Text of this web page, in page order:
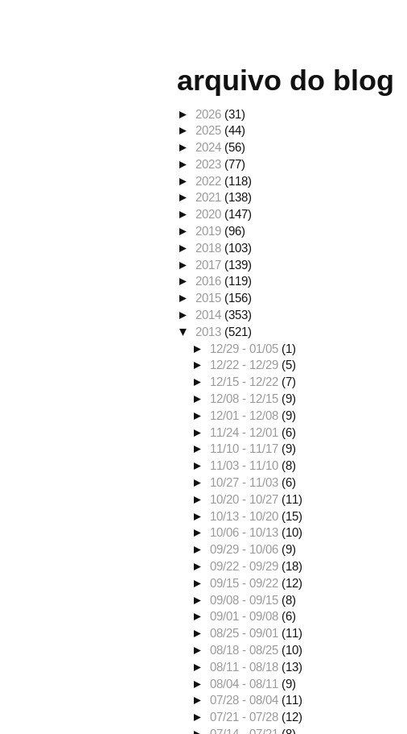
arquivo do blog
► 2026 (31)
► 2025 (44)
► 2024 (56)
► 2023 (77)
► 2022 (118)
►2021 (138)
► 2020 (147)
► 2019 (96)
► 2018 (103)
► 2017 (139)
►2016 (119)
► 2015 (156)
► 2014 (353)
▼ 2013 (521)
► 12/29 - 01/05 (1)
► 12/22 - 12/29 (5)
► 12/15 - 12/22 (7)
► 12/08 - 12/15 (9)
► 12/01 - 12/08 (9)
► 11/24 - 12/01 (6)
► 11/10 - 11/17 (9)
► 11/03 - 11/10 (8)
► 10/27 - 11/03 (6)
► 10/20 - 10/27 (11)
► 10/13 - 10/20 (15)
► 10/06 - 10/13 (10)
►09/29 - 10/06 (9)
►09/22 - 09/29 (18)
►09/15 - 09/22 (12)
►09/08 - 09/15 (8)
►09/01 - 09/08 (6)
►08/25 - 09/01 (11)
►08/18 - 08/25 (10)
►08/11 - 08/18 (13)
►08/04 - 08/11 (9)
►07/28 - 08/04 (11)
►07/21 - 07/28 (12)